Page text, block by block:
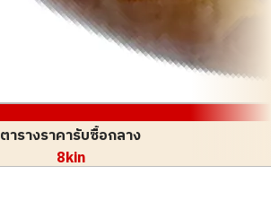
ตารางราคารับซื้อกลาง
8kin